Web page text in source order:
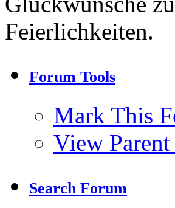
Feierlichkeiten.
Forum Tools
Mark This
View
Search Forum